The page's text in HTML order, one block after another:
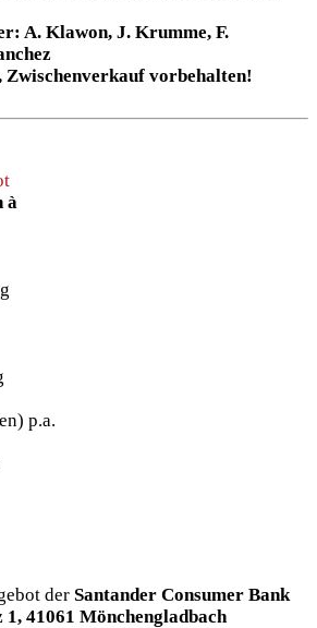
A. Klawon, J. Krumme, F.
vorbehalten!
à
p.a.
der Santander Consumer Bank
41061 Mönchengladbach